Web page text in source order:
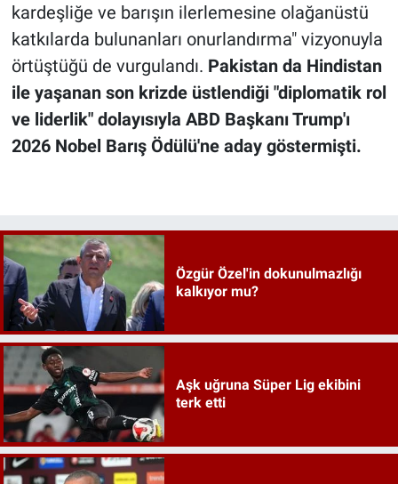
kardeşliğe ve barışın ilerlemesine olağanüstü
katkılarda bulunanları onurlandırma" vizyonuyla
örtüştüğü de vurgulandı. Pakistan da Hindistan
ile yaşanan son krizde üstlendiği "diplomatik rol
ve liderlik" dolayısıyla ABD Başkanı Trump'ı
2026 Nobel Barış Ödülü'ne aday göstermişti.
Özgür Özel'in dokunulmazlığı
kalkıyor mu?
Aşk uğruna Süper Lig ekibini
terk etti